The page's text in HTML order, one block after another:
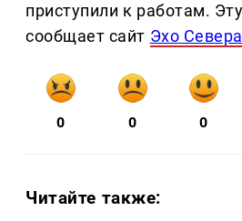
приступили к работам.
сообщает сайт Эхо Севера
0 0 0
Читайте также: